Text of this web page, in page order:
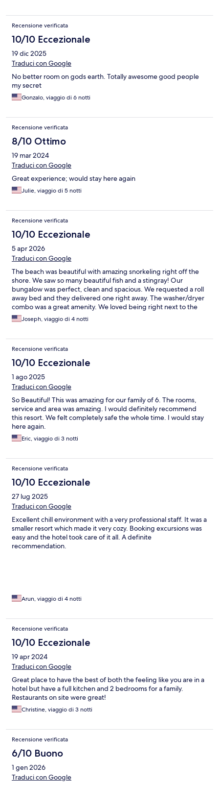
Recensione verificata
10/10 Eccezionale
19 dic 2025
Traduci con Google
No better room on gods earth. Totally awesome good people
my secret
Gonzalo, viaggio di 6 notti
Recensione verificata
8/10 Ottimo
19 mar 2024
Traduci con Google
Great experience; would stay here again
Julie, viaggio di 5 notti
Recensione verificata
10/10 Eccezionale
5 apr 2026
Traduci con Google
The beach was beautiful with amazing snorkeling right off the
shore. We saw so many beautiful fish and a stingray! Our
bungalow was perfect, clean and spacious. We requested a roll
away bed and they delivered one right away. The washer/dryer
combo was a great amenity. We loved being right next to the
pool which was very clean and warm for a nice night time swim.
The staff were so wonderful, especially the woman at the coffee
minor one) was that we requested an upgrade months prior to
our arrival because it was listed as a perk for the higher Expedia
status and it wasn't even considered once we arrived. Just keep
that in mind if requested. That aside, we ended up really loving
our bungalow and would go back in a second!
Joseph, viaggio di 4 notti
Recensione verificata
10/10 Eccezionale
1 ago 2025
Traduci con Google
So Beautiful! This was amazing for our family of 6. The rooms,
service and area was amazing. I would definitely recommend
this resort. We felt completely safe the whole time. I would stay
here again.
Eric, viaggio di 3 notti
Recensione verificata
10/10 Eccezionale
27 lug 2025
Traduci con Google
Excellent chill environment with a very professional staff. It was a
smaller resort which made it very cozy. Booking excursions was
easy and the hotel took care of it all. A definite
recommendation.
Arun, viaggio di 4 notti
Recensione verificata
10/10 Eccezionale
19 apr 2024
Traduci con Google
Great place to have the best of both the feeling like you are in a
hotel but have a full kitchen and 2 bedrooms for a family.
Restaurants on site were great!
Christine, viaggio di 3 notti
Recensione verificata
6/10 Buono
1 gen 2026
Traduci con Google